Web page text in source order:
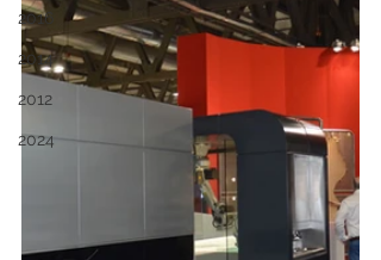
2016
2014
2012
2024